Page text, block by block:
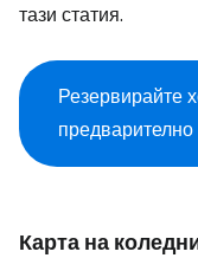
тази статия.
Резервирайте
предварително
Карта на